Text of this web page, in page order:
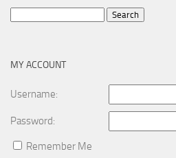
MY ACCOUNT
Username:
Password:
Remember Me